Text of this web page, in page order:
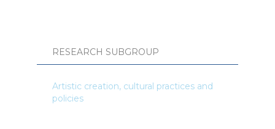
RESEARCH SUBGROUP
Artistic creation, cultural practices and
policies